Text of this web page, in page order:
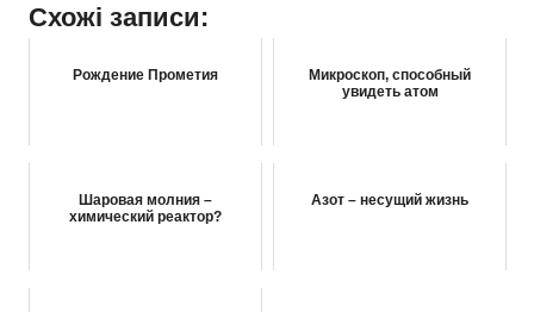
Схожі записи:
Рождение Прометия
Микроскоп, способный
увидеть атом
Шаровая молния –
химический реактор?
Азот – несущий жизнь